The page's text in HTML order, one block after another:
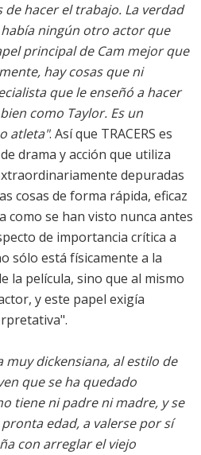
hacer el trabajo. La verdad
ningún otro actor que
principal de Cam mejor que
hay cosas que ni
que le enseñó a hacer
como Taylor. Es un
atleta". Así que TRACERS es
drama y acción que utiliza
depuradas
cosas de forma rápida, eficaz
como se han visto nunca antes
de importancia crítica a
sólo está físicamente a la
la película, sino que al mismo
y este papel exigía
muy dickensiana, al estilo de
que se ha quedado
tiene ni padre ni madre, y se
edad, a valerse por sí
con arreglar el viejo